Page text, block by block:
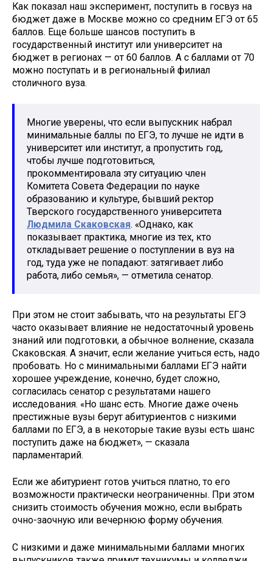
Как показал наш эксперимент, поступить в госвуз на
бюджет даже в Москве можно со средним ЕГЭ от 65
баллов. Еще больше шансов поступить в
государственный институт или университет на
бюджет в регионах — от 60 баллов. А с баллами от 70
можно поступать и в региональный филиал
столичного вуза.
Многие уверены, что если выпускник набрал
минимальные баллы по ЕГЭ, то лучше не идти в
университет или институт, а пропустить год,
чтобы лучше подготовиться,
прокомментировала эту ситуацию член
Комитета Совета Федерации по науке
образованию и культуре, бывший ректор
Тверского государственного университета
Людмила Скаковская. «Однако, как
показывает практика, многие из тех, кто
откладывает решение о поступлении в вуз на
год, туда уже не попадают: затягивает либо
работа, либо семья», — отметила сенатор.
При этом не стоит забывать, что на результаты ЕГЭ
часто оказывает влияние не недостаточный уровень
знаний или подготовки, а обычное волнение, сказала
Скаковская. А значит, если желание учиться есть, надо
пробовать. Но с минимальными баллами ЕГЭ найти
хорошее учреждение, конечно, будет сложно,
согласилась сенатор с результатами нашего
исследования. «Но шанс есть. Многие даже очень
престижные вузы берут абитуриентов с низкими
баллами по ЕГЭ, а в некоторые такие вузы есть шанс
поступить даже на бюджет», — сказала
парламентарий.
Если же абитуриент готов учиться платно, то его
возможности практически неограниченны. При этом
снизить стоимость обучения можно, если выбрать
очно-заочную или вечернюю форму обучения.
С низкими и даже минимальными баллами многих